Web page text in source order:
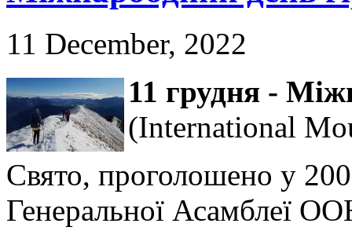
11 December, 2022
11 грудня -
(International
Свято, проголошено у
Генеральної Асамблеї